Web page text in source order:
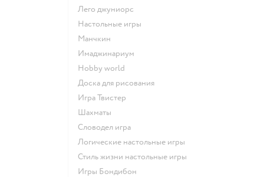
Лего джуниорс
Настольные игры
Манчкин
Имаджинариум
Hobby world
Доска для рисования
Игра Твистер
Шахматы
Словодел игра
Логические настольные игры
Стиль жизни настольные игры
Игры Бондибон